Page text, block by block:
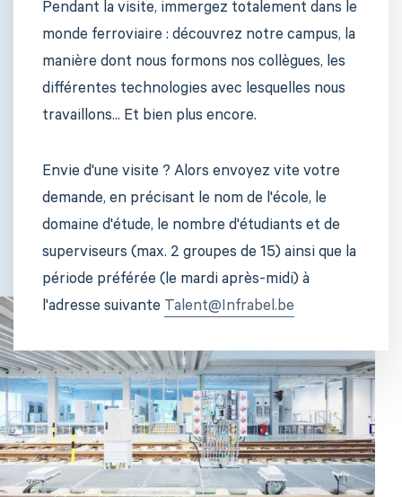
Pendant la visite, immergez totalement dans le
monde ferroviaire : découvrez notre campus, la
manière dont nous formons nos collègues, les
différentes technologies avec lesquelles nous
travaillons... Et bien plus encore.
Envie d'une visite ? Alors envoyez vite votre
demande, en précisant le nom de l'école, le
domaine d'étude, le nombre d'étudiants et de
superviseurs (max. 2 groupes de 15) ainsi que la
période préférée (le mardi après-midi) à
l'adresse suivante Talent@Infrabel.be